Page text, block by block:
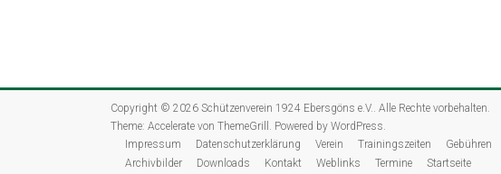
Copyright © 2026 Schützenverein 1924 Ebersgöns e.V.. Alle Rechte vorbehalten.
Theme: Accelerate von ThemeGrill. Powered by WordPress.
Impressum
Datenschutzerklärung Verein Trainingszeiten Gebühren
Archivbilder
Downloads Kontakt Weblinks Termine Startseite